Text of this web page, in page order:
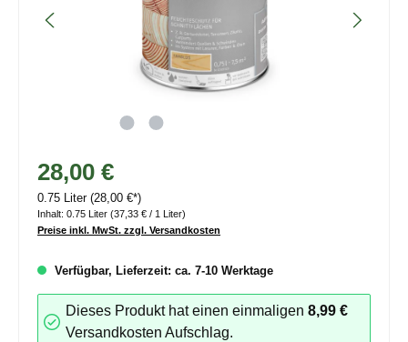
28,00 €
0.75 Liter (28,00 €*)
Inhalt: 0.75 Liter (37,33 € / 1 Liter)
Preise inkl. MwSt. zzgl. Versandkosten
Verfügbar, Lieferzeit: ca. 7-10 Werktage
Dieses Produkt hat einen einmaligen8,99 €
Versandkosten Aufschlag.